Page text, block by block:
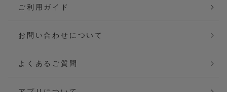
ご利用ガイド
お問い合わせについて
よくあるご質問